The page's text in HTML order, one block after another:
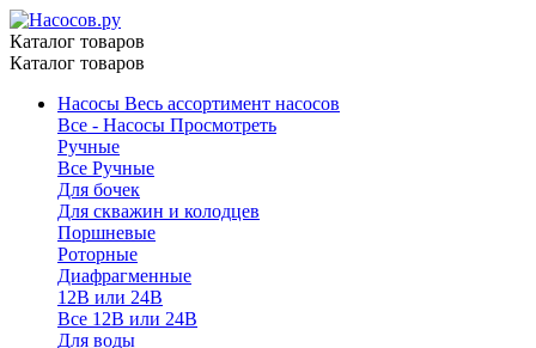
Каталог товаров
Каталог товаров
Насосы Весь ассортимент насосов
Все - Насосы Просмотреть
Ручные
Все Ручные
Для бочек
Для скважин и колодцев
Поршневые
Роторные
Диафрагменные
12В или 24В
Все 12В или 24В
Для воды